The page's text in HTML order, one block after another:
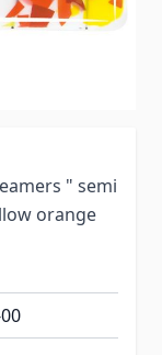
" semi
orange